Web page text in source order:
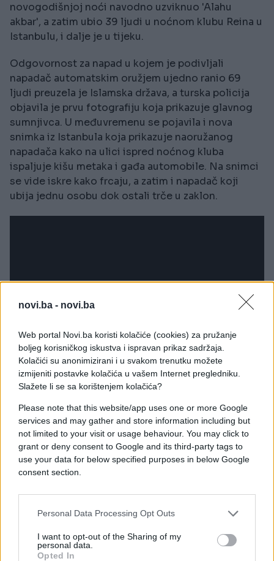
novi.ba - novi.ba
Web portal Novi.ba koristi kolačiće (cookies) za pružanje
boljeg korisničkog iskustva i ispravan prikaz sadržaja.
Kolačići su anonimizirani i u svakom trenutku možete
izmijeniti postavke kolačića u vašem Internet pregledniku.
Slažete li se sa korištenjem kolačića?
Please note that this website/app uses one or more Google
services and may gather and store information including but
not limited to your visit or usage behaviour. You may click to
grant or deny consent to Google and its third-party tags to
use your data for below specified purposes in below Google
consent section.
Personal Data Processing Opt Outs
I want to opt-out of the Sharing of my
personal data.
Opted In
novogodišnjoj noći navodno uzviknuo 'Alahu
akbar', a zatim ubio 39 ljudi u noćnom klubu Reina u
Istanbulu, i dalje je u tijeku.
Odgovornost za napad u kojem je podivljali
napadač automatskim oružjem ujedno ranio 69
ljudi preuzela je Islamska država, a turska policija
objavila je prvu fotografiju koja prikazuje glavnog
sumnjivca. U međuvremenu se pojavila i nova
snimka iz Istanbula koja prikazuje naoružanog
napadača kako na ulici ispred noćnog kluba
ispaljuje kišu metaka i gađa automobile. Na snimci
se vide iskre kako frcaju, a zatim i napadač koji
ubija jednu osobu dok ostali trče u zaklon.
#napad #Istanbul
#Noćni klub